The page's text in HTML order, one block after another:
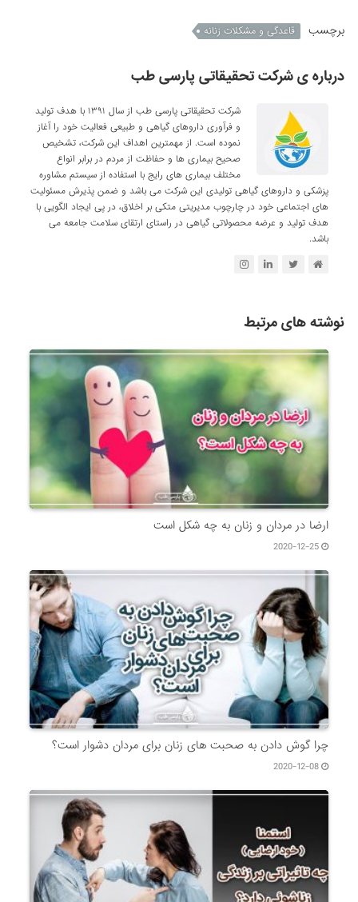
برچسب قاعدگی و مشکلات زنانه
درباره ی شرکت تحقیقاتی پارسی طب
شرکت تحقیقاتی پارسی طب از سال ۱۳۹۱ با هدف تولید
و فرآوری داروهای گیاهی و طبیعی فعالیت خود را آغاز
نموده است. از مهمترین اهداف این شرکت، تشخیص
صحیح بیماری ها و حفاظت از مردم در برابر انواع
مختلف بیماری های رایج با استفاده از سیستم مشاوره
پزشکی و داروهای گیاهی تولیدی این شرکت می باشد و ضمن پذیرش مسئولیت
های اجتماعی خود در چارچوب مدیریتی متکی بر اخلاق، در پی ایجاد الگویی با
هدف تولید و عرضه محصولاتی گیاهی در راستای ارتقای سلامت جامعه می
باشد.
نوشته های مرتبط
ارضا در مردان و زنان به چه شکل است
2020-12-25
چرا گوش دادن به صحبت های زنان برای مردان دشوار است؟
2020-12-08